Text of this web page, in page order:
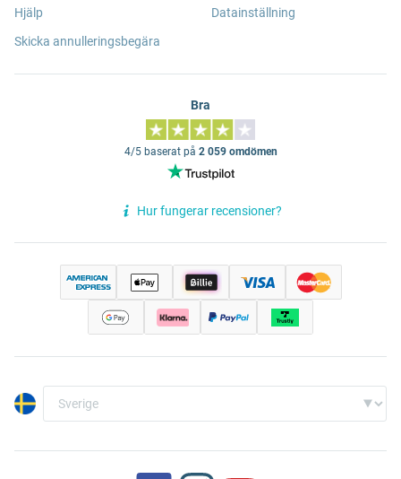
Hjälp
Skicka annulleringsbegära
Datainställning
Bra
4/5 baserat på 2 059 omdömen
Hur fungerar recensioner?